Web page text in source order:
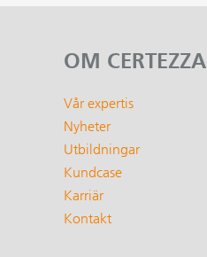
OM CERTEZZA
Vår expertis
Nyheter
Utbildningar
Kundcase
Karriär
Kontakt